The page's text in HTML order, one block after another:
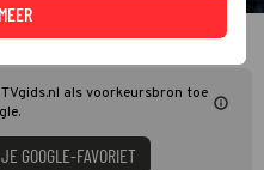
als voorkeursbron toe
GOOGLE-FAVORIET